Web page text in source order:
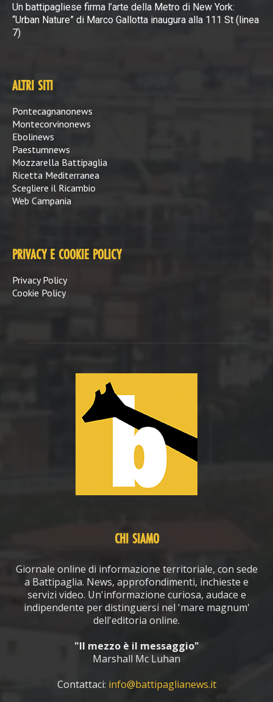
Un battipagliese firma l’arte della Metro di New York:
“Urban Nature” di Marco Gallotta inaugura alla 111 St (linea
7)
ALTRI SITI
Pontecagnanonews
Montecorvinonews
Ebolinews
Paestumnews
Mozzarella Battipaglia
Ricetta Mediterranea
Scegliere il Ricambio
Web Campania
PRIVACY E COOKIE POLICY
Privacy Policy
Cookie Policy
CHI SIAMO
Giornale online di informazione territoriale, con sede
a Battipaglia. News, approfondimenti, inchieste e
servizi video. Un'informazione curiosa, audace e
indipendente per distinguersi nel 'mare magnum'
dell'editoria online.
"Il mezzo è il messaggio"
Marshall Mc Luhan
Contattaci: info@battipaglianews.it